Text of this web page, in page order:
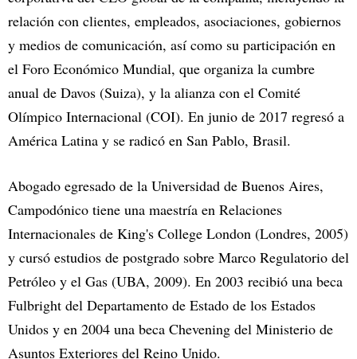
relación con clientes, empleados, asociaciones, gobiernos
y medios de comunicación, así como su participación en
el Foro Económico Mundial, que organiza la cumbre
anual de Davos (Suiza), y la alianza con el Comité
Olímpico Internacional (COI). En junio de 2017 regresó a
América Latina y se radicó en San Pablo, Brasil.
Abogado egresado de la Universidad de Buenos Aires,
Campodónico tiene una maestría en Relaciones
Internacionales de King's College London (Londres, 2005)
y cursó estudios de postgrado sobre Marco Regulatorio del
Petróleo y el Gas (UBA, 2009). En 2003 recibió una beca
Fulbright del Departamento de Estado de los Estados
Unidos y en 2004 una beca Chevening del Ministerio de
Asuntos Exteriores del Reino Unido.